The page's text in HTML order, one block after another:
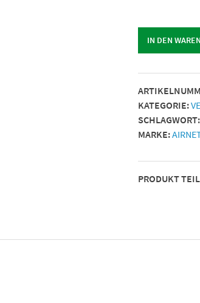
IN DEN
KATEGORIE:
SCHLAGWORT:
MARKE:
PRODUKT